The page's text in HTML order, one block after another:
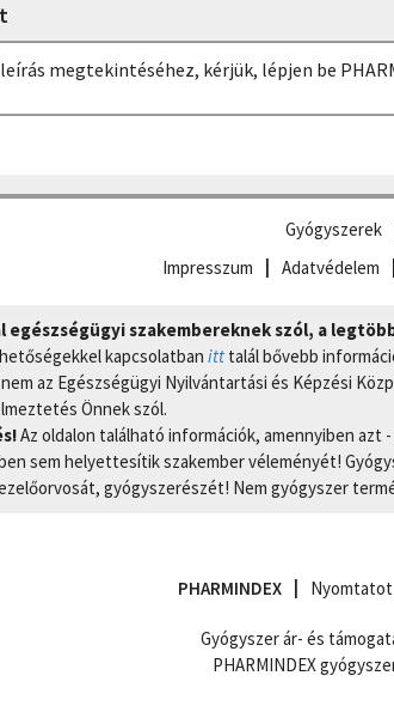
megtekintéséhez, kérjük, lépjen be
Gyógyszerek
Impresszum
Adatvédelem
egészségügyi szakembereknek szól, a
kapcsolatban itt talál bővebb
az Egészségügyi Nyilvántartási és Képzési
Önnek szól.
Az oldalon található információk, amennyiben azt
sem helyettesítik szakember véleményét!
gyógyszerészét! Nem gyógyszer
PHARMINDEX
Gyógyszer ár- és
PHARMINDEX